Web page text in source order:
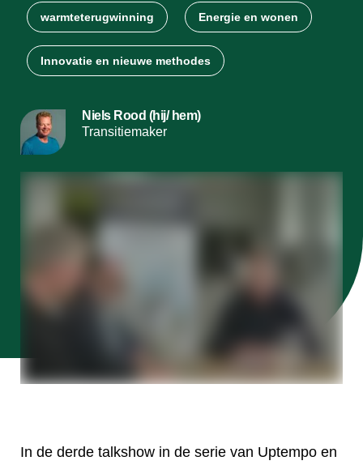
warmteterugwinning Energie en wonen
Innovatie en nieuwe methodes
Niels Rood (hij/ hem)
Transitiemaker
In de derde talkshow in de serie van Uptempo en